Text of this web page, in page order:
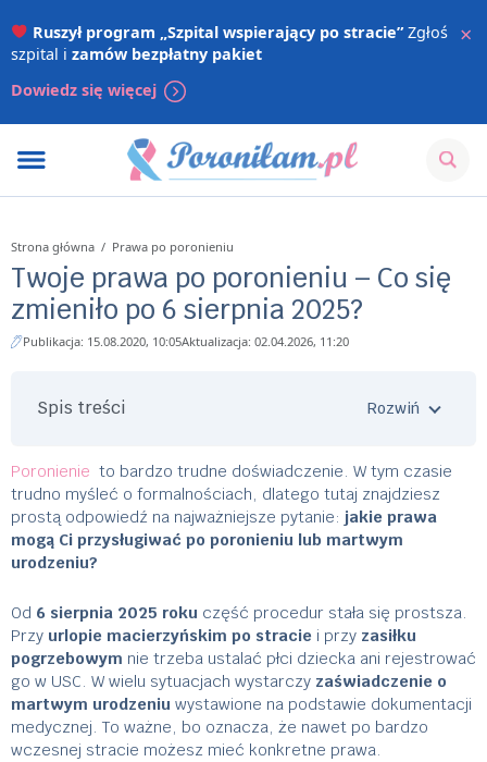
Ruszył program „Szpital wspierający po stracie”Zgłoś
szpital i zamów bezpłatny pakiet
Dowiedz się więcej
×
Strona główna / Prawa po poronieniu
Twoje prawa po poronieniu – Co się
zmieniło po 6 sierpnia 2025?
Publikacja: 15.08.2020, 10:05Aktualizacja: 02.04.2026, 11:20
Spis treści
Poronienie to bardzo trudne doświadczenie. W tym czasie
trudno myśleć o formalnościach, dlatego tutaj znajdziesz
prostą odpowiedź na najważniejsze pytanie: jakie prawa
mogą Ci przysługiwać po poronieniu lub martwym
urodzeniu?
Od 6 sierpnia 2025 roku część procedur stała się prostsza.
Przy urlopie macierzyńskim po straciei przy zasiłku
pogrzebowym nie trzeba ustalać płci dziecka ani rejestrować
go w USC. W wielu sytuacjach wystarczy zaświadczenie o
martwym urodzeniu wystawione na podstawie dokumentacji
medycznej. To ważne, bo oznacza, że nawet po bardzo
wczesnej stracie możesz mieć konkretne prawa.